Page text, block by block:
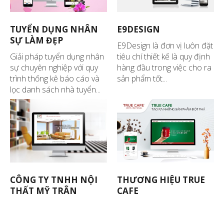
TUYỂN DỤNG NHÂN
SỰ LÀM ĐẸP
Giải pháp tuyển dụng nhân
sự chuyên nghiệp với quy
trình thống kê báo cáo và
lọc danh sách nhà tuyển...
E9DESIGN
E9Design là đơn vị luôn đặt
tiêu chí thiết kế là quy định
hàng đầu trong việc cho ra
sản phẩm tốt...
CÔNG TY TNHH NỘI
THẤT MỸ TRÂN
THƯƠNG HIỆU TRUE
CAFE